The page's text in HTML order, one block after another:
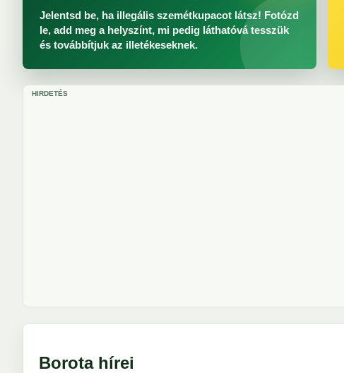
Jelentsd be, ha illegális szemétkupacot látsz! Fotózd
le, add meg a helyszínt, mi pedig láthatóvá tesszük
és továbbítjuk az illetékeseknek.
HIRDETÉS
Borota hírei